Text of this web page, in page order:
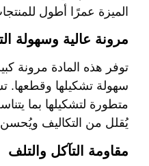
الميزة عمرًا أطول
مرونة عالية وسهولة
توفر هذه المادة مرونة
سهولة تشكيلها وقطعها.
متطورة لتشكيلها بما
يُقلل من التكاليف ويُحسن
مقاومة التآكل والتلف